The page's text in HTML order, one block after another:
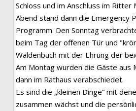
Schloss und im Anschluss im Ritter
Abend stand dann die Emergency
Programm. Den Sonntag
beim Tag der offenen Tür und
Waldenbuch mit der Ehrung der
Am Montag wurden die Gäste aus
dann im Rathaus verabschiedet.
Es sind die „kleinen Dinge“ mit
zusammen wächst und die